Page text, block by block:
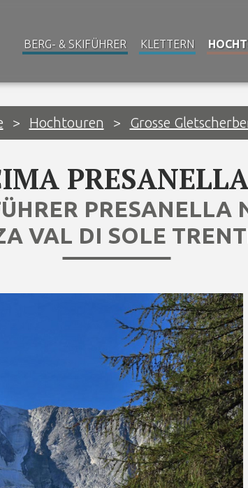
BERG- & SKIFÜHRER KLETTERN
> Hochtouren > Grosse
PRESANELLA
VAL DI SOLE